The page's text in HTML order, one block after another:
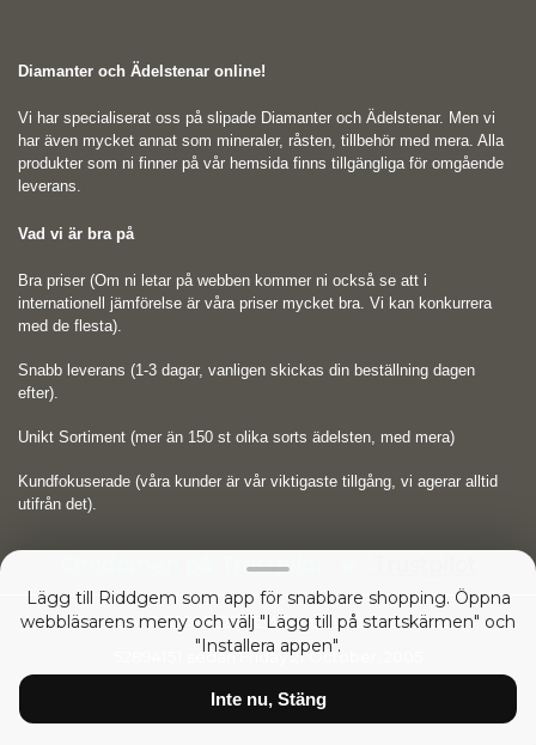
Diamanter och Ädelstenar online!
Vi har specialiserat oss på slipade Diamanter och Ädelstenar. Men vi
har även mycket annat som mineraler, råsten, tillbehör med mera. Alla
produkter som ni finner på vår hemsida finns tillgängliga för omgående
leverans.
Vad vi är bra på
Bra priser (Om ni letar på webben kommer ni också se att i
internationell jämförelse är våra priser mycket bra. Vi kan konkurrera
med de flesta).
Snabb leverans (1-3 dagar, vanligen skickas din beställning dagen
efter).
Unikt Sortiment (mer än 150 st olika sorts ädelsten, med mera)
Kundfokuserade (våra kunder är vår viktigaste tillgång, vi agerar alltid
utifrån det).
Omdömen på Trustpilot
Copyright © 2026RIDDGEM Diamonds and Gemstones
52894151 sedanFriday 21 October, 2005
Lägg till Riddgem som app för snabbare shopping. Öppna
webbläsarens meny och välj "Lägg till på startskärmen" och
"Installera appen".
Inte nu, Stäng